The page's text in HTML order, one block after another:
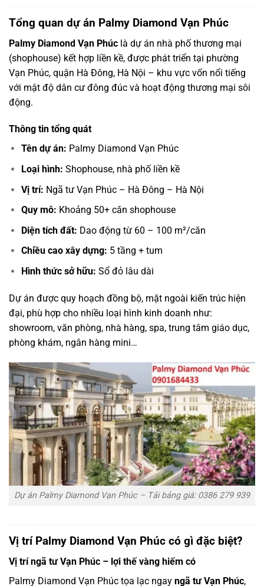
Tổng quan dự án Palmy Diamond Vạn Phúc
Palmy Diamond Vạn Phúc là dự án nhà phố thương mại
(shophouse) kết hợp liền kề, được phát triển tại phường
Vạn Phúc, quận Hà Đông, Hà Nội – khu vực vốn nổi tiếng
với mật độ dân cư đông đúc và hoạt động thương mại sôi
động.
Thông tin tổng quát
Tên dự án: Palmy Diamond Vạn Phúc
Loại hình: Shophouse, nhà phố liền kề
Vị trí: Ngã tư Vạn Phúc – Hà Đông – Hà Nội
Quy mô: Khoảng 50+ căn shophouse
Diện tích đất: Dao động từ 60 – 100 m²/căn
Chiều cao xây dựng: 5 tầng + tum
Hình thức sở hữu: Sổ đỏ lâu dài
Dự án được quy hoạch đồng bộ, mặt ngoài kiến trúc hiện
đại, phù hợp cho nhiều loại hình kinh doanh như:
showroom, văn phòng, nhà hàng, spa, trung tâm giáo dục,
phòng khám, ngân hàng mini…
Dự án Palmy Diamond Vạn Phúc – Tải bảng giá: 0386 279 939
Vị trí Palmy Diamond Vạn Phúc có gì đặc biệt?
Vị trí ngã tư Vạn Phúc – lợi thế vàng hiếm có
Palmy Diamond Vạn Phúc tọa lạc ngay ngã tư Vạn Phúc,